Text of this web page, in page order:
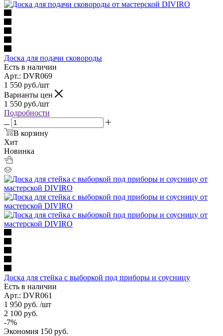
Доска для подачи сковороды
Есть в наличии
Арт.: DVR069
1 550 руб./шт
Варианты цен
1 550 руб./шт
Подробности
В корзину
Хит
Новинка
Доска для стейка с выборкой под приборы и соусницу
Есть в наличии
Арт.: DVR061
1 950 руб. /шт
2 100 руб.
-7%
Экономия 150 руб.